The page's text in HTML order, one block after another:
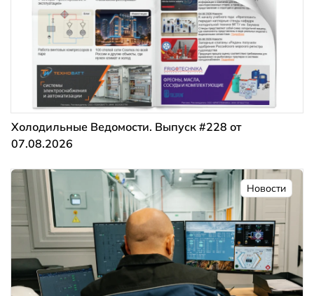
Холодильные Ведомости. Выпуск #228 от
07.08.2026
Новости